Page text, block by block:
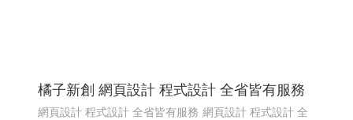
橘子新創 網頁設計 程式設計 全省皆有服務
網頁設計 程式設計 全省皆有服務 網頁設計 程式設計 全